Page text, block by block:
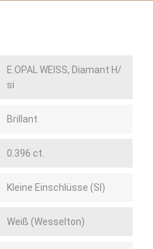
E.OPAL WEISS, Diamant H/
si
Brillant
0.396 ct.
Kleine Einschlüsse (SI)
Weiß (Wesselton)